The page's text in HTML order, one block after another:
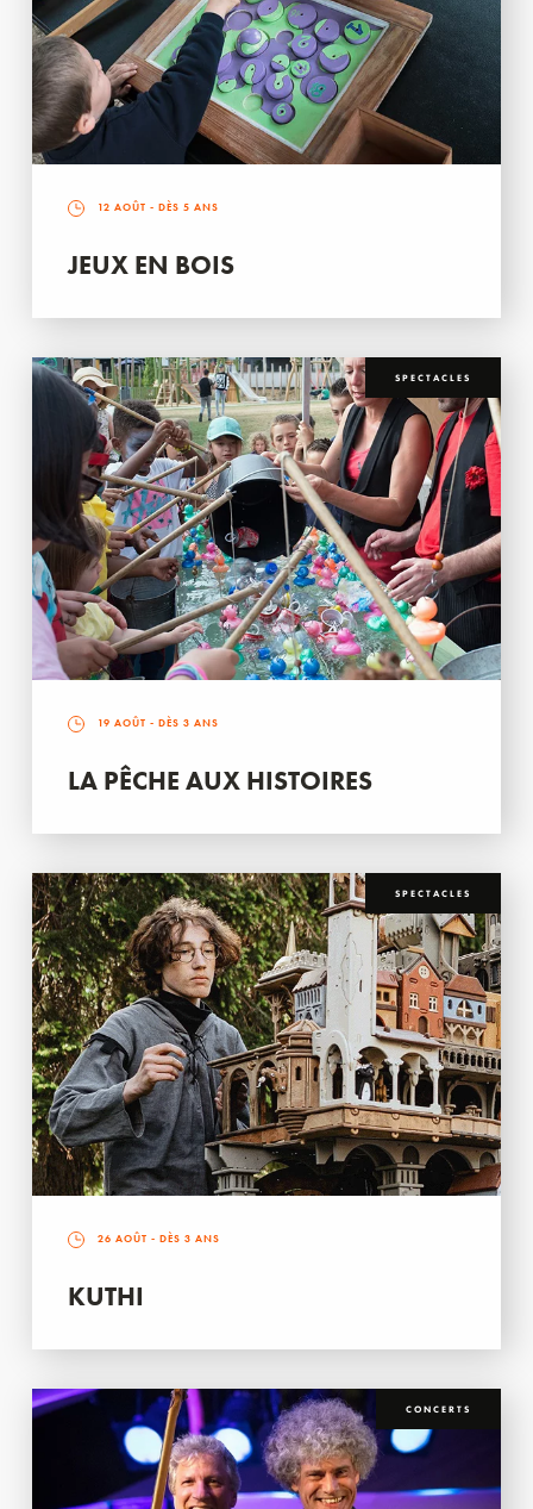
12 AOÛT - DÈS 5 ANS
JEUX EN BOIS
SPECTACLES
19 AOÛT - DÈS 3 ANS
LA PÊCHE AUX HISTOIRES
SPECTACLES
26 AOÛT - DÈS 3 ANS
KUTHI
CONCERTS